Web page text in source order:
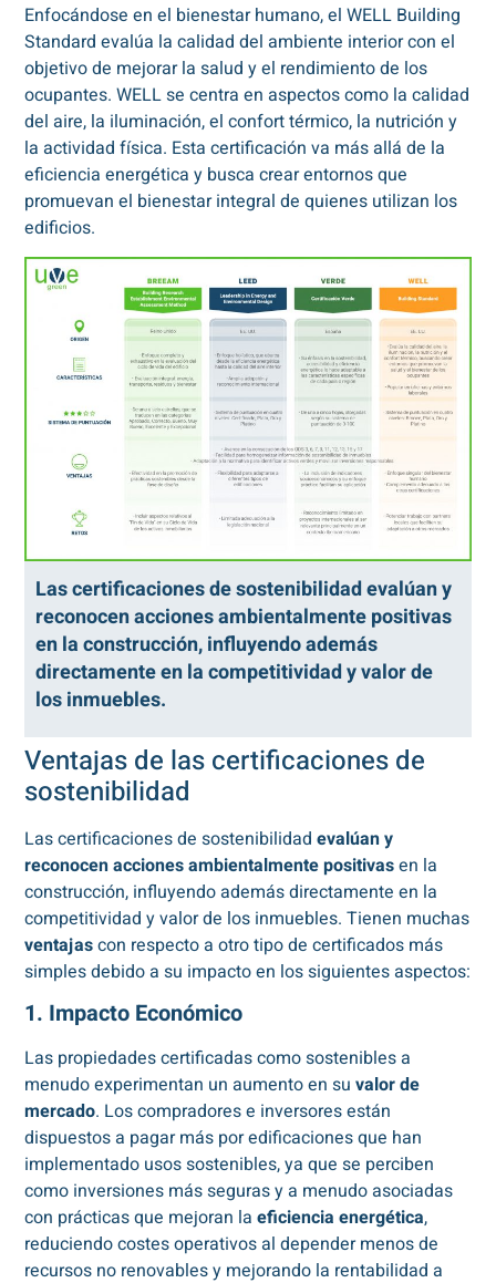
Enfocándose en el bienestar humano, el WELL Building
Standard evalúa la calidad del ambiente interior con el
objetivo de mejorar la salud y el rendimiento de los
ocupantes. WELL se centra en aspectos como la calidad
del aire, la iluminación, el confort térmico, la nutrición y
la actividad física. Esta certificación va más allá de la
eficiencia energética y busca crear entornos que
promuevan el bienestar integral de quienes utilizan los
edificios.
Las certificaciones de sostenibilidad evalúan y
reconocen acciones ambientalmente positivas
en la construcción, influyendo además
directamente en la competitividad y valor de
los inmuebles.
Ventajas de las certificaciones de
sostenibilidad
Las certificaciones de sostenibilidadevalúan y
reconocen acciones ambientalmente positivasen la
construcción, influyendo además directamente en la
competitividad y valor de los inmuebles. Tienen muchas
ventajascon respecto a otro tipo de certificados más
simples debido a su impacto en los siguientes aspectos:
1. Impacto Económico
Las propiedades certificadas como sostenibles a
menudo experimentan un aumento en suvalor de
mercado. Los compradores e inversores están
dispuestos a pagar más por edificaciones que han
implementado usos sostenibles, ya que se perciben
como inversiones más seguras y a menudo asociadas
con prácticas que mejoran laeficiencia energética,
reduciendo costes operativos al depender menos de
recursos no renovables y mejorando la rentabilidad a